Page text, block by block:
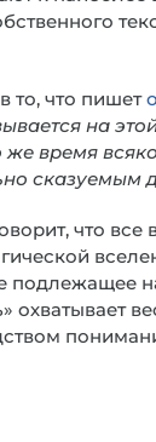
то, что пишет
на
же время
сказуемым
что
подлежащее
охватывает